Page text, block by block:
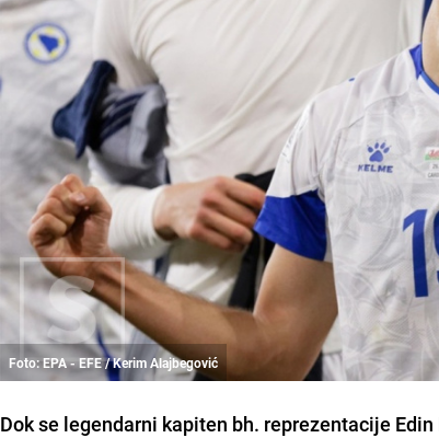
Foto: EPA - EFE / Kerim Alajbegović
Dok se legendarni kapiten bh. reprezentacije